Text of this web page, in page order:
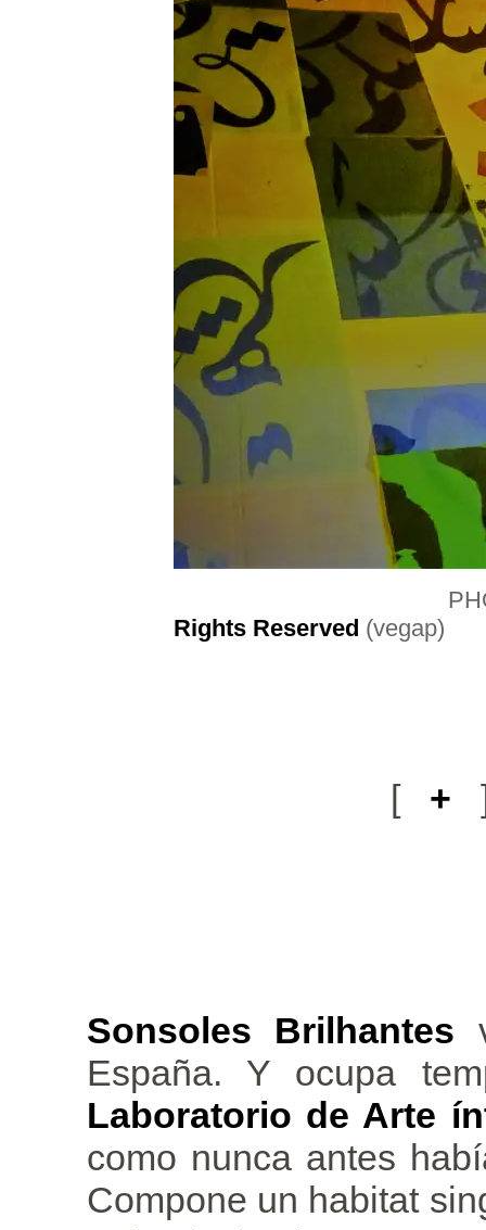
Rights Reserved (vegap)
[ +
Sonsoles Brilhantes
España. Y ocupa
Laboratorio de Arte
como nunca antes
Compone un habitat